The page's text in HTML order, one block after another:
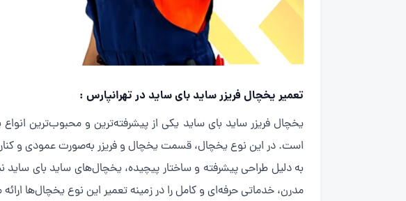
تعمیر یخچال فریزر ساید بای ساید در تهرانپارس :
یخچال فریزر ساید بای ساید یکی از پیشرفته‌ترین و محبوب‌ترین
است. در این نوع یخچال، قسمت یخچال و فریزر به‌صورت عمودی و کنار
به دلیل طراحی پیشرفته و ساختار پیچیده، یخچال‌های ساید بای
مدرن، خدماتی حرفه‌ای و کامل را در زمینه تعمیر این نوع یخچال‌ها